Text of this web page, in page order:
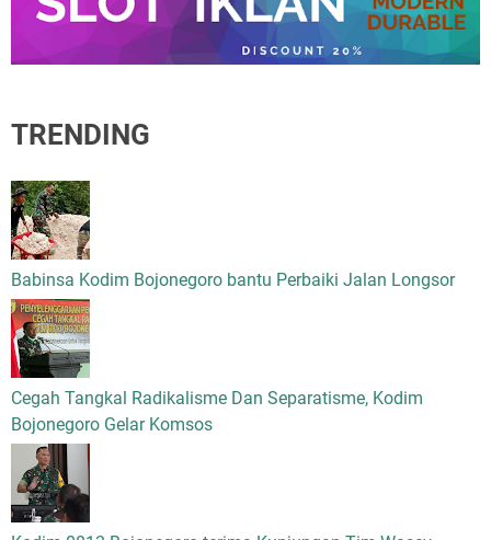
TRENDING
Babinsa Kodim Bojonegoro bantu Perbaiki Jalan Longsor
Cegah Tangkal Radikalisme Dan Separatisme, Kodim
Bojonegoro Gelar Komsos